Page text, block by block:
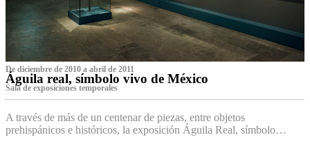
De diciembre de 2010 a abril de 2011
Águila real, símbolo vivo de México
Sala de exposiciones temporales
A través de más de un centenar de piezas, entre objetos
prehispánicos e históricos, la exposición Águila Real, símbolo…